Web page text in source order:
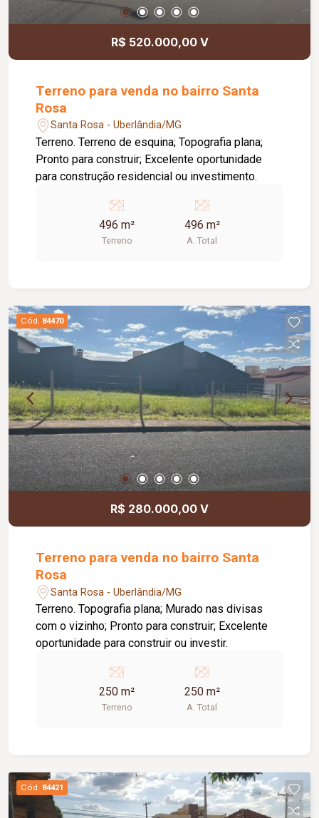
R$ 520.000,00 V
Terreno para venda no bairro Santa
Rosa
Santa Rosa - Uberlândia/MG
Terreno. Terreno de esquina; Topografia plana;
Pronto para construir; Excelente oportunidade
para construção residencial ou investimento.
496 m²
Terreno
496 m²
A. Total
Cód. 84470
R$ 280.000,00 V
Terreno para venda no bairro Santa
Rosa
Santa Rosa - Uberlândia/MG
Terreno. Topografia plana; Murado nas divisas
com o vizinho; Pronto para construir; Excelente
oportunidade para construir ou investir.
250 m²
Terreno
250 m²
A. Total
Cód. 84421